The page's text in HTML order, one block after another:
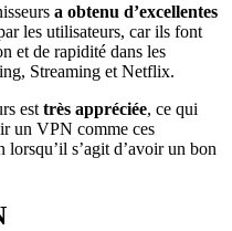
a obtenu d’excellentes
les utilisateurs, car ils font
et de rapidité dans les
Streaming et Netflix.
est très appréciée, ce qui
un VPN comme ces
s’agit d’avoir un bon